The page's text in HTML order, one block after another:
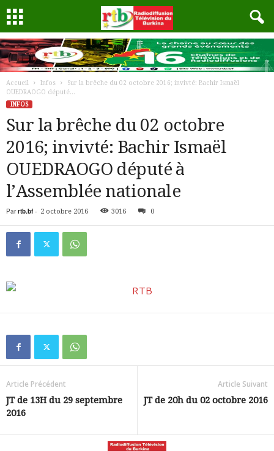
Accueil Infos
Sur la brêche du 02 octobre 2016; invivté: Bachir Ismaël
OUEDRAOGO député...
INFOS
Sur la brêche du 02 octobre
2016; invivté: Bachir Ismaël
OUEDRAOGO député à
l’Assemblée nationale
Par rtb.bf- 2 octobre 2016 3016 0
Article Précédent
JT de 13H du 29 septembre
2016
Article Suivant
JT de 20h du 02 octobre 2016